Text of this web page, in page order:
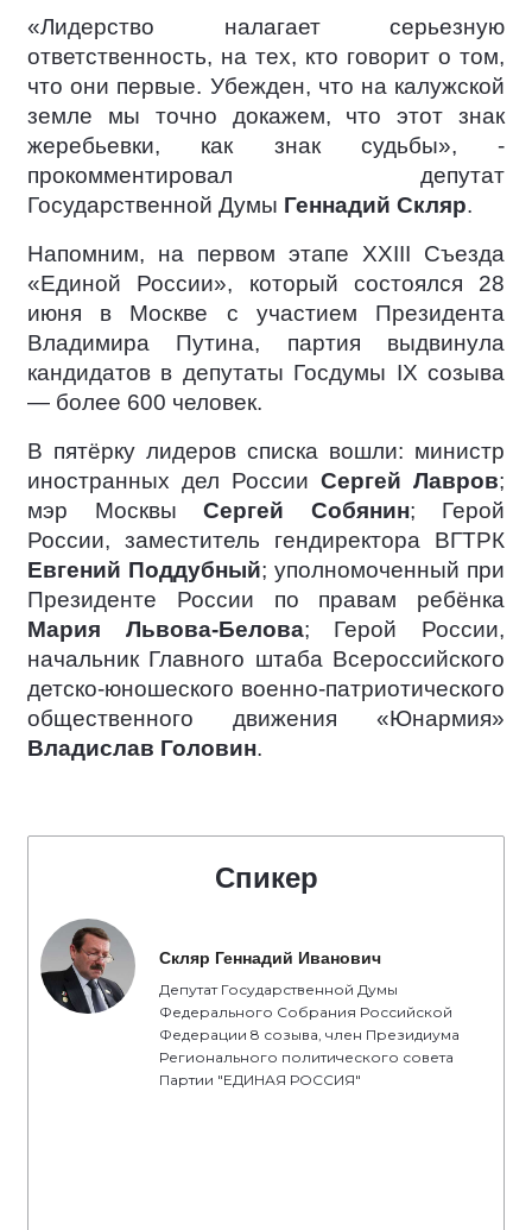
«Лидерство налагает серьезную
ответственность, на тех, кто говорит о том,
что они первые. Убежден, что на калужской
земле мы точно докажем, что этот знак
жеребьевки, как знак судьбы», -
прокомментировал депутат
Государственной Думы Геннадий Скляр.
Напомним, на первом этапе XXIII Съезда
«Единой России», который состоялся 28
июня в Москве с участием Президента
Владимира Путина, партия выдвинула
кандидатов в депутаты Госдумы IX созыва
— более 600 человек.
В пятёрку лидеров списка вошли: министр
иностранных дел России Сергей Лавров;
мэр Москвы Сергей Собянин; Герой
России, заместитель гендиректора ВГТРК
Евгений Поддубный; уполномоченный при
Президенте России по правам ребёнка
Мария Львова-Белова; Герой России,
начальник Главного штаба Всероссийского
детско-юношеского военно-патриотического
общественного движения «Юнармия»
Владислав Головин.
Спикер
Скляр Геннадий Иванович
Депутат Государственной Думы
Федерального Собрания Российской
Федерации 8 созыва, член Президиума
Регионального политического совета
Партии "ЕДИНАЯ РОССИЯ"